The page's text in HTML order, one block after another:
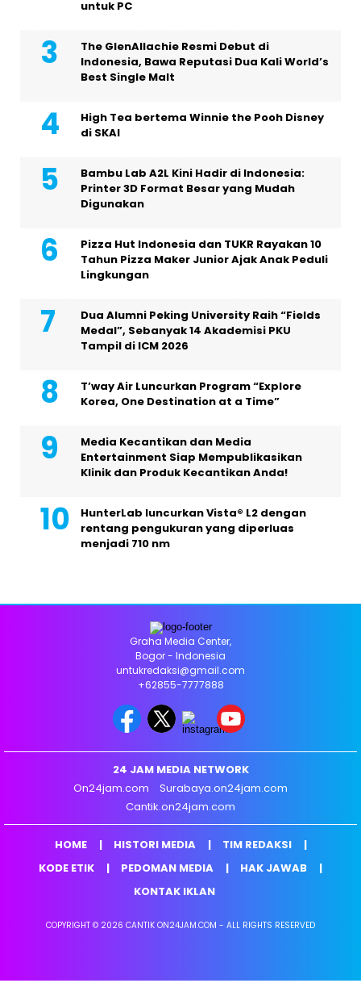
untuk PC
The GlenAllachie Resmi Debut di
Indonesia, Bawa Reputasi Dua Kali World’s
Best Single Malt
High Tea bertema Winnie the Pooh Disney
di SKAI
Bambu Lab A2L Kini Hadir di Indonesia:
Printer 3D Format Besar yang Mudah
Digunakan
Pizza Hut Indonesia dan TUKR Rayakan 10
Tahun Pizza Maker Junior Ajak Anak Peduli
Lingkungan
Dua Alumni Peking University Raih “Fields
Medal”, Sebanyak 14 Akademisi PKU
Tampil di ICM 2026
T’way Air Luncurkan Program “Explore
Korea, One Destination at a Time”
Media Kecantikan dan Media
Entertainment Siap Mempublikasikan
Klinik dan Produk Kecantikan Anda!
HunterLab luncurkan Vista® L2 dengan
rentang pengukuran yang diperluas
menjadi 710 nm
Graha Media Center,
Bogor - Indonesia
untukredaksi@gmail.com
+62855-7777888
24 JAM MEDIA NETWORK
On24jam.com
Surabaya.on24jam.com
Cantik.on24jam.com
HOME HISTORI MEDIA
TIM REDAKSI
KODE ETIK
PEDOMAN MEDIA
HAK JAWAB
KONTAK IKLAN
COPYRIGHT © 2026 CANTIK ON24JAM.COM - ALL RIGHTS RESERVED